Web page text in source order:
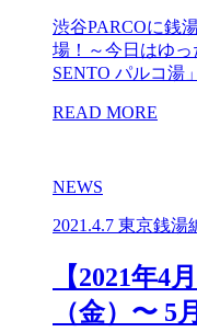
渋谷PARCOに銭
場！～今日はゆっ
SENTO パルコ湯」
READ MORE
NEWS
2021.4.7 東京銭湯
【2021年4
（金）〜 5